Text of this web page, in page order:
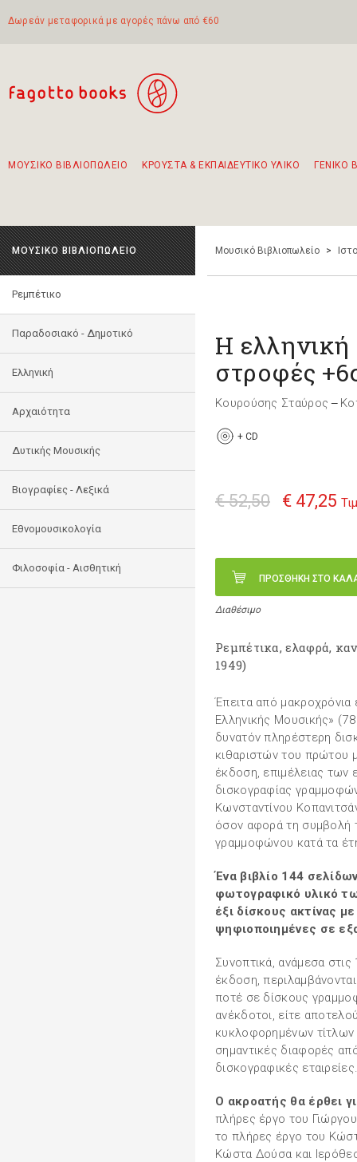
Δωρεάν μεταφορικά με αγορές πάνω από €60
ΜΟΥΣΙΚΟ ΒΙΒΛΙΟΠΩΛΕΙΟ ΚΡΟΥΣΤΑ & ΕΚΠΑΙΔΕΥΤΙΚΟ ΥΛΙΚΟ ΓΕΝΙΚΟ
ΜΟΥΣΙΚΟ ΒΙΒΛΙΟΠΩΛΕΙΟ
Ρεμπέτικο
Παραδοσιακό - Δημοτικό
Ελληνική
Αρχαιότητα
Δυτικής Μουσικής
Βιογραφίες - Λεξικά
Εθνομουσικολογία
Φιλοσοφία - Αισθητική
Μουσικό Βιβλιοπωλείο >
Η ελληνική
στροφές
Κουρούσης Σταύρος —
+ CD
€ 52,50 € 47,25
ΠΡΟΣΘΗΚΗ ΣΤΟ
Διαθέσιμο
Ρεμπέτικα, ελαφρά,
1949)
Έπειτα από μακροχρόνια
Ελληνικής Μουσικής»
δυνατόν πληρέστερη
κιθαριστών του πρώτου
έκδοση, επιμέλειας των
δισκογραφίας
Κωνσταντίνου
όσον αφορά τη συμβολή
γραμμοφώνου κατά τα
Ένα βιβλίο 144
φωτογραφικό υλικό
έξι δίσκους ακτίνας
ψηφιοποιημένες σε
Συνοπτικά, ανάμεσα
έκδοση,
ποτέ σε δίσκους
ανέκδοτοι, είτε
κυκλοφορημένων
σημαντικές διαφορές
δισκογραφικές
Ο ακροατής θα έρθει
πλήρες έργο του
το πλήρες έργο του
Κώστα Δούσα και